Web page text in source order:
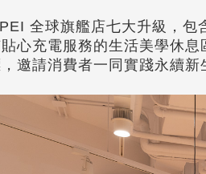
全球旗艦店七大升級，
心充電服務的生活美學休
邀請消費者一同實踐永續新